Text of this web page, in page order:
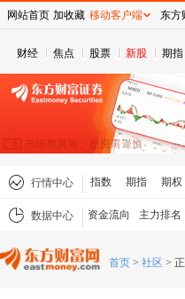
财经 焦点 股票 新股 期指
行情中心 指数 期指 期权
数据中心 资金流向 主力排名
首页 > 社区 >
网站首页 加收藏 移动客户端 东方